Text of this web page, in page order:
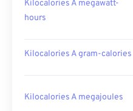
Kilocalories A megawatt-
hours
Kilocalories A gram-calories
Kilocalories A megajoules